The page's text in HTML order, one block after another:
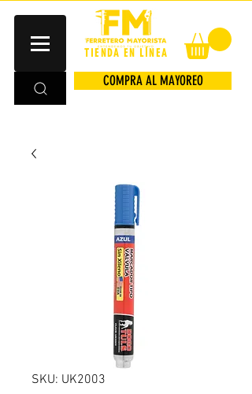
TIENDA EN LÍNEA
COMPRA AL MAYOREO
SKU: UK2003